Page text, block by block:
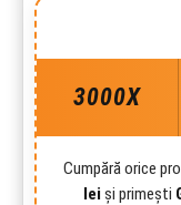
3000X
Cumpără orice
lei și primești